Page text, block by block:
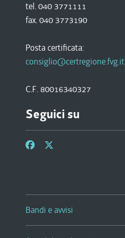
tel. 040 3771111
fax. 040 3773190
Posta certificata:
consiglio@certregione.fvg.it
C.F. 80016340327
Seguici su
Bandi e avvisi